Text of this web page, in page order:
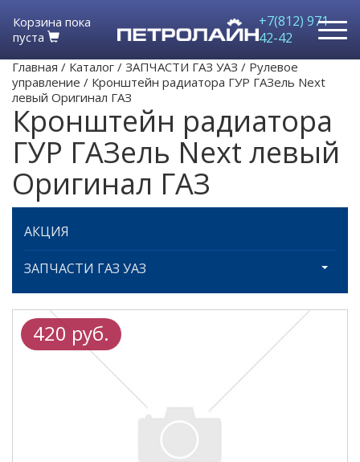
Корзина пока
пуста
+7(812) 971-
42-42
Главная / Каталог / ЗАПЧАСТИ ГАЗ УАЗ / Рулевое
управление / Кронштейн радиатора ГУР ГАЗель Next
левый Оригинал ГАЗ
Кронштейн радиатора
ГУР ГАЗель Next левый
Оригинал ГАЗ
АКЦИЯ
ЗАПЧАСТИ ГАЗ УАЗ
420 руб.